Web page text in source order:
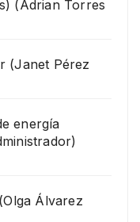
(Adrian Torres
(Janet Pérez
energía
(Olga Álvarez